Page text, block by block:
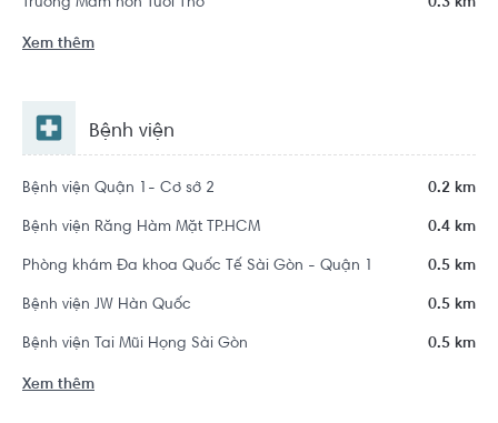
Trường Mầm non Tuổi Thơ 0.3 km
Xem thêm
Bệnh viện
Bệnh viện Quận 1- Cơ sở 2 0.2 km
Bệnh viện Răng Hàm Mặt TP.HCM 0.4 km
Phòng khám Đa khoa Quốc Tế Sài Gòn - Quận 1 0.5 km
Bệnh viện JW Hàn Quốc 0.5 km
Bệnh viện Tai Mũi Họng Sài Gòn 0.5 km
Xem thêm